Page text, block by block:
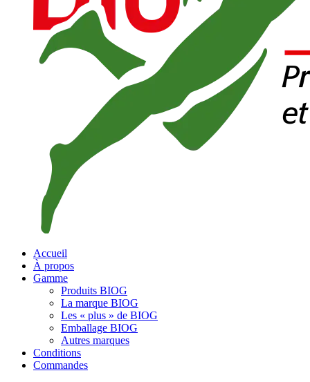
Accueil
À propos
Gamme
Produits BIOG
La marque BIOG
Les « plus » de BIOG
Emballage BIOG
Autres marques
Conditions
Commandes